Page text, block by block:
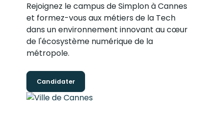
Rejoignez le campus de Simplon à Cannes
et formez-vous aux métiers de la Tech
dans un environnement innovant au cœur
de l'écosystème numérique de la
métropole.
Candidater